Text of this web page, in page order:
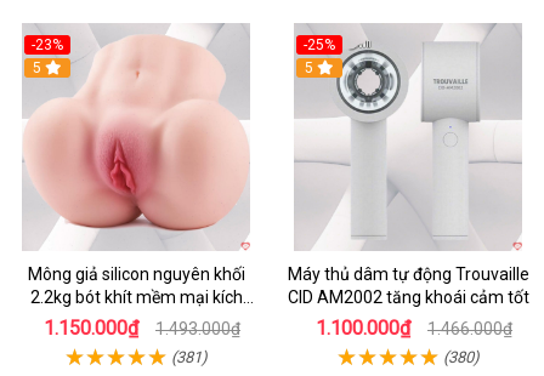
-23%
5
Mông giả silicon nguyên khối
2.2kg bót khít mềm mại kích
thích
1.150.000₫ 1.493.000₫
(381)
-25%
5
Máy thủ dâm tự động Trouvaille
CID AM2002 tăng khoái cảm tốt
1.100.000₫ 1.466.000₫
(380)